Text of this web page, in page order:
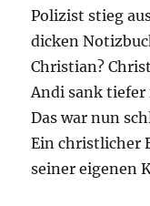
Polizist stieg
dicken
Christian?
Andi sank tiefer
Das war nun
Ein christlicher
seiner eigenen